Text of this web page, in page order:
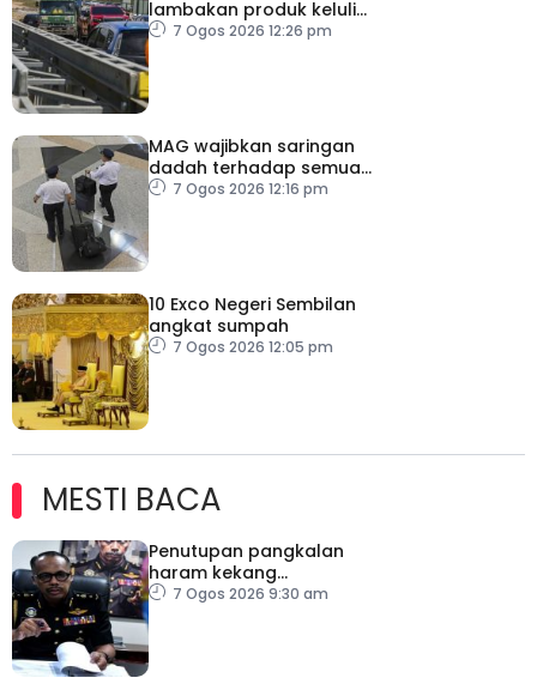
lambakan produk keluli
dari China, Taiwan dan
7 Ogos 2026 12:26 pm
MAG wajibkan saringan
dadah terhadap semua
juruterbang
7 Ogos 2026 12:16 pm
10 Exco Negeri Sembilan
angkat sumpah
7 Ogos 2026 12:05 pm
MESTI BACA
Penutupan pangkalan
haram kekang
penyeludupan di
7 Ogos 2026 9:30 am